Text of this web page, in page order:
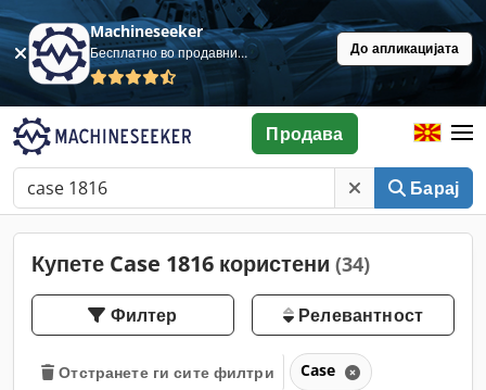
Machineseeker
Бесплатно во продавница До апликацијата
Барај
Продава
Купете Case 1816 користени (34)
Филтер Релевантност
Отстранете ги сите филтри Case